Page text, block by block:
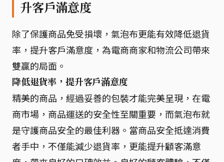
升客戶滿意度
除了保護商品免受損壞，氣泡布更能有效降低退貨
率，提升客戶滿意度，為電商商家和物流公司帶來
雙贏的局面。
降低退貨率，提升客戶滿意度
精美的商品，經過妥善的包裝才能完美呈現，在電
商市場，商品運送的安全性至關重要，而氣泡布就
是守護商品安全的最佳利器。當商品安全抵達消費
者手中，不僅能減少退貨率，更能提升顧客滿意